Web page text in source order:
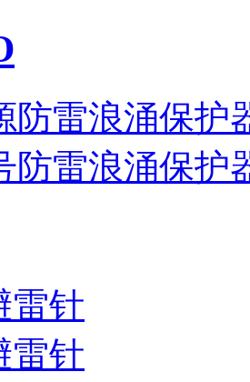
防雷浪涌保护
防雷浪涌保护
雷针
雷针